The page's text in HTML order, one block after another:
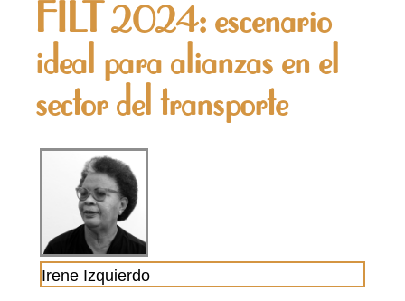
FILT 2024: escenario
ideal para alianzas en el
sector del transporte
Irene Izquierdo